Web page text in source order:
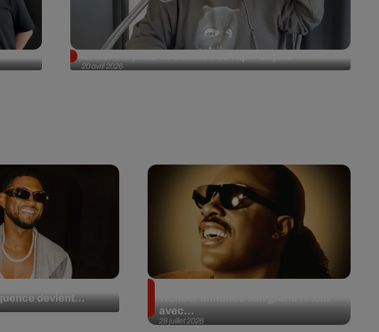
20 avril 2026
devient...
28 juillet 2026
avec...